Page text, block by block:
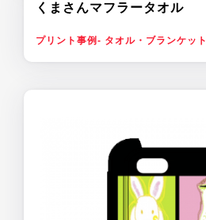
くまさんマフラータオル
プリント事例- タオル・ブランケット